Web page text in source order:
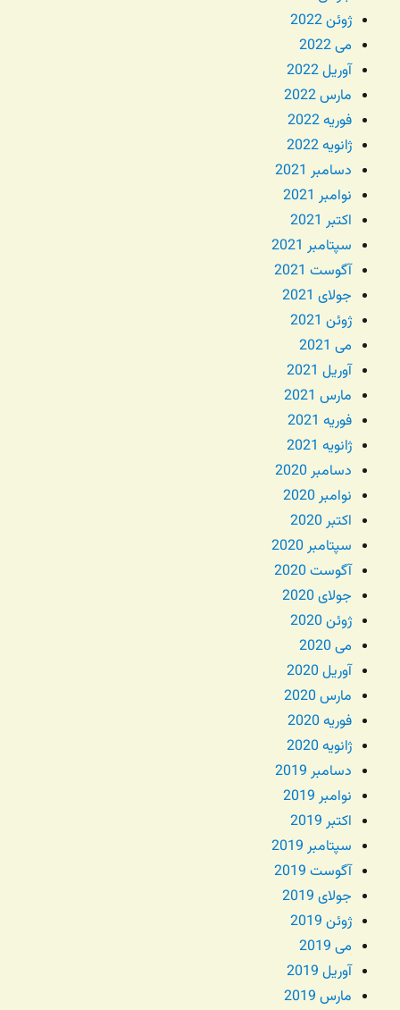
ژوئن 2022
می 2022
آوریل 2022
مارس 2022
فوریه 2022
ژانویه 2022
دسامبر 2021
نوامبر 2021
اکتبر 2021
سپتامبر 2021
آگوست 2021
جولای 2021
ژوئن 2021
می 2021
آوریل 2021
مارس 2021
فوریه 2021
ژانویه 2021
دسامبر 2020
نوامبر 2020
اکتبر 2020
سپتامبر 2020
آگوست 2020
جولای 2020
ژوئن 2020
می 2020
آوریل 2020
مارس 2020
فوریه 2020
ژانویه 2020
دسامبر 2019
نوامبر 2019
اکتبر 2019
سپتامبر 2019
آگوست 2019
جولای 2019
ژوئن 2019
می 2019
آوریل 2019
مارس 2019